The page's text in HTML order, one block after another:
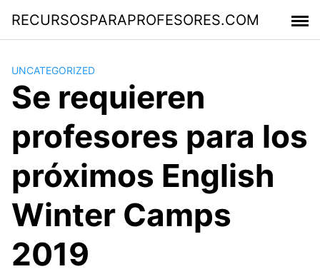
contenido
RECURSOSPARAPROFESORES.COM
UNCATEGORIZED
Se requieren
profesores para los
próximos English
Winter Camps
2019